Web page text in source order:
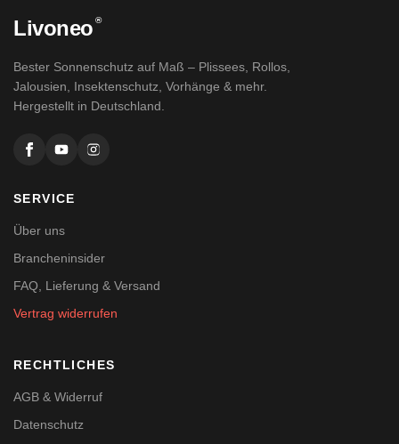
Livoneo ®
Bester Sonnenschutz auf Maß – Plissees, Rollos,
Jalousien, Insektenschutz, Vorhänge & mehr.
Hergestellt in Deutschland.
SERVICE
Über uns
Brancheninsider
FAQ, Lieferung & Versand
Vertrag widerrufen
RECHTLICHES
AGB & Widerruf
Datenschutz